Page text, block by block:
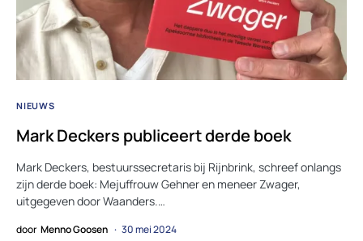
NIEUWS
Mark Deckers publiceert derde boek
Mark Deckers, bestuurssecretaris bij Rijnbrink, schreef onlangs
zijn derde boek: Mejuffrouw Gehner en meneer Zwager,
uitgegeven door Waanders.…
door Menno Goosen 30 mei 2024